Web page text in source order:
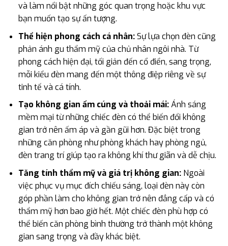
và làm nổi bật những góc quan trọng hoặc khu vực
bạn muốn tạo sự ấn tượng.
Thể hiện phong cách cá nhân:Sự lựa chọn đèn cũng
phản ánh gu thẩm mỹ của chủ nhân ngôi nhà. Từ
phong cách hiện đại, tối giản đến cổ điển, sang trọng,
mỗi kiểu đèn mang đến một thông điệp riêng về sự
tinh tế và cá tính.
Tạo không gian ấm cúng và thoải mái:Ánh sáng
mềm mại từ những chiếc đèn có thể biến đổi không
gian trở nên ấm áp và gần gũi hơn. Đặc biệt trong
những căn phòng như phòng khách hay phòng ngủ,
đèn trang trí giúp tạo ra không khí thư giãn và dễ chịu.
Tăng tính thẩm mỹ và giá trị không gian:Ngoài
việc phục vụ mục đích chiếu sáng, loại đèn này còn
góp phần làm cho không gian trở nên đẳng cấp và có
thẩm mỹ hơn bao giờ hết. Một chiếc đèn phù hợp có
thể biến căn phòng bình thường trở thành một không
gian sang trọng và đầy khác biệt.